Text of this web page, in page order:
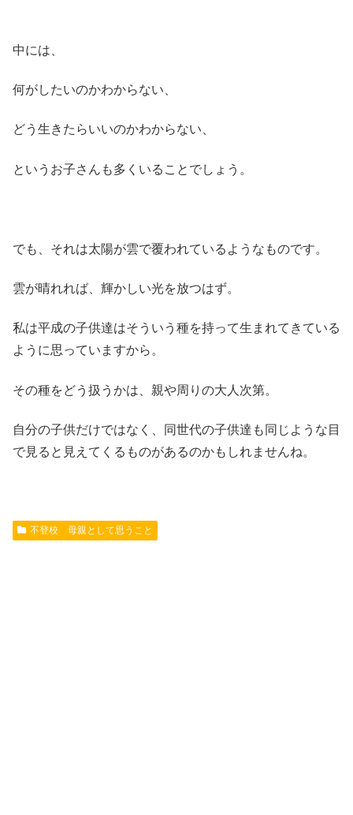
中には、
何がしたいのかわからない、
どう生きたらいいのかわからない、
というお子さんも多くいることでしょう。
でも、それは太陽が雲で覆われているようなものです。
雲が晴れれば、輝かしい光を放つはず。
私は平成の子供達はそういう種を持って生まれてきている
ように思っていますから。
その種をどう扱うかは、親や周りの大人次第。
自分の子供だけではなく、同世代の子供達も同じような目
で見ると見えてくるものがあるのかもしれませんね。
不登校 母親として思うこと